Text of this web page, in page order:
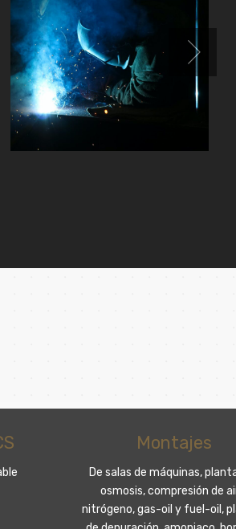
de
Soldaduras
En acero inoxidable,
carbono, aluminio, rutilo,
latón, cobre…